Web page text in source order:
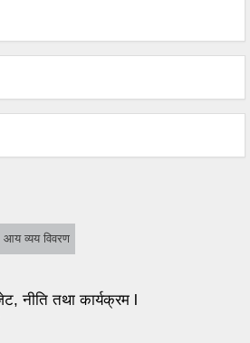
आय व्यय विवरण
नीति तथा कार्यक्रम l